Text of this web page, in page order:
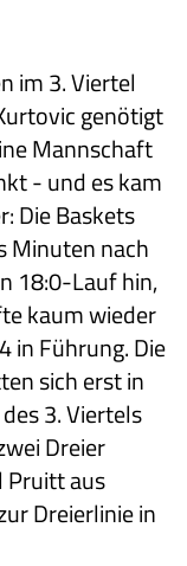
im 3. Viertel
genötigt
Mannschaft
- und es kam
Die Baskets
Minuten nach
18:0-Lauf hin,
kaum wieder
in Führung. Die
sich erst in
3. Viertels
Dreier
Pruitt aus
Dreierlinie in